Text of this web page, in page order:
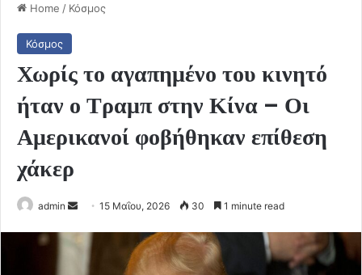
Home / Κόσμος
Κόσμος
Χωρίς το αγαπημένο του κινητό
ήταν ο Τραμπ στην Κίνα – Οι
Αμερικανοί φοβήθηκαν επίθεση
χάκερ
admin
Send
email
15 Μαΐου, 2026 30 1 minute read